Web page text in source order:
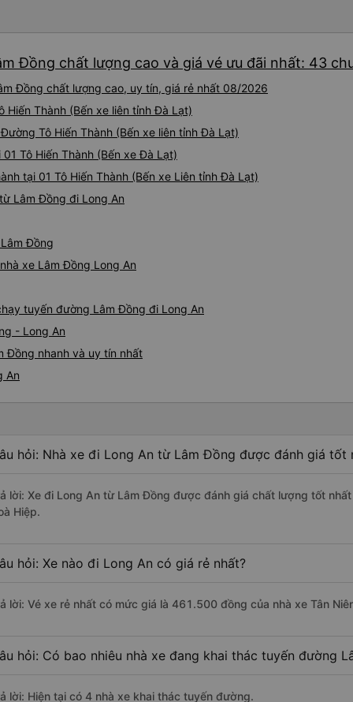
Đồng chất lượng cao và giá vé ưu đãi nhất: 43
Đồng chất lượng cao, uy tín, giá rẻ nhất 08/2026
Hiến Thành (Bến xe liên tỉnh Đà Lạt)
Tô Hiến Thành (Bến xe liên tỉnh Đà Lạt)
Tô Hiến Thành (Bến xe Đà Lạt)
tại 01 Tô Hiến Thành (Bến xe Liên tỉnh Đà Lạt)
Lâm Đồng đi Long An
Đồng
xe Lâm Đồng Long An
tuyến đường Lâm Đồng đi Long An
- Long An
Đồng nhanh và uy tín nhất
An
hỏi: Nhà xe đi Long An từ Lâm Đồng được đánh giá tốt
lời: Xe đi Long An từ Lâm Đồng được đánh giá chất lượng tốt
Hiệp.
hỏi: Xe nào đi Long An có giá rẻ nhất?
lời: Vé xe rẻ nhất có mức giá là 461.500 đồng của nhà xe Tân
hỏi: Có bao nhiêu nhà xe đang khai thác tuyến đường
lời: Hiện tại có 4 nhà xe khai thác tuyến đường.